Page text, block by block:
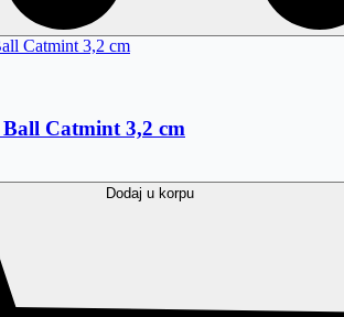
Catmint 3,2 cm
Dodaj u korpu